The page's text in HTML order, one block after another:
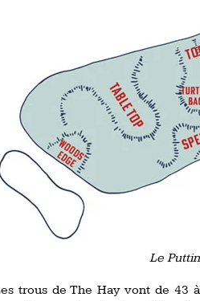
Le
trous de The Hay vont de 43